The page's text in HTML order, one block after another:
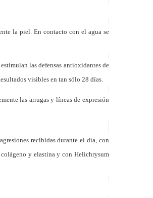
la piel. En contacto con el agua se
las defensas antioxidantes de
visibles en tan sólo 28 días.
las arrugas y líneas de expresión
recibidas durante el día, con
y elastina y con Helichrysum